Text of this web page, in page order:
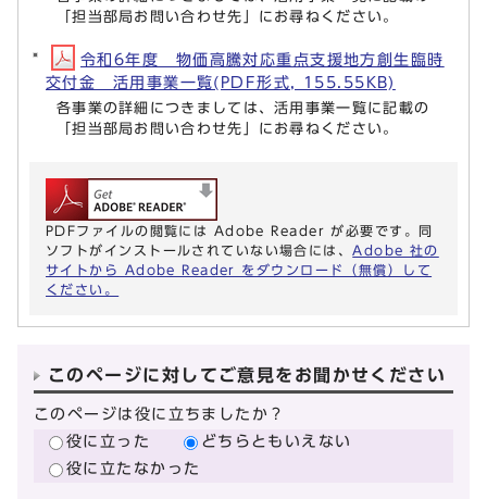
「担当部局お問い合わせ先」にお尋ねください。
令和6年度 物価高騰対応重点支援地方創生臨時
交付金 活用事業一覧(PDF形式, 155.55KB)
各事業の詳細につきましては、活用事業一覧に記載の
「担当部局お問い合わせ先」にお尋ねください。
PDFファイルの閲覧には Adobe Reader が必要です。同
ソフトがインストールされていない場合には、 Adobe 社の
サイトから Adobe Reader をダウンロード（無償）して
ください。
このページに対してご意見をお聞かせください
このページは役に立ちましたか？
役に立った
どちらともいえない
役に立たなかった